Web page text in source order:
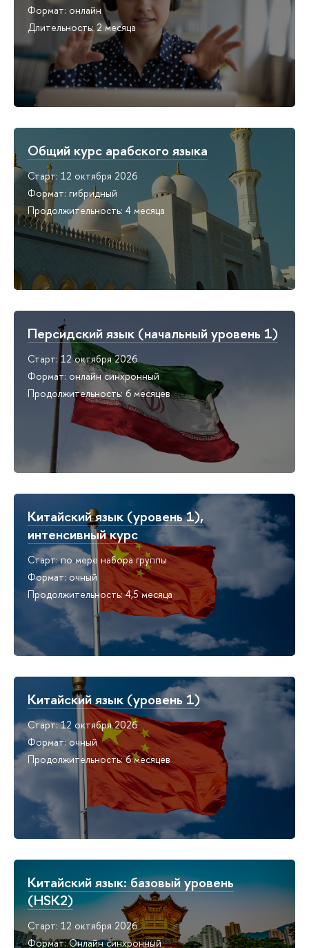
Формат: онлайн
Длительность: 2 месяца
Общий курс арабского языка
Старт: 12 октября 2026
Формат: гибридный
Продолжительность: 4 месяца
Персидский язык (начальный уровень 1)
Старт: 12 октября 2026
Формат: онлайн синхронный
Продолжительность: 6 месяцев
Китайский язык (уровень 1),
интенсивный курс
Старт: по мере набора группы
Формат: очный
Продолжительность: 4,5 месяца
Китайский язык (уровень 1)
Старт: 12 октября 2026
Формат: очный
Продолжительность: 6 месяцев
Китайский язык: базовый уровень
(HSK2)
Старт: 12 октября 2026
Формат: Онлайн синхронный